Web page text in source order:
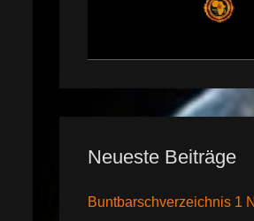
Neueste Beiträge
Buntbarschverzeichnis 1